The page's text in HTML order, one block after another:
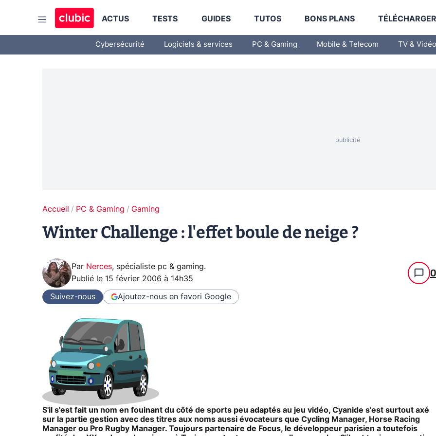
ACTUS TESTS GUIDES TUTOS BONS PLANS
Cybersécurité Logiciels & services PC & Gaming Mobile & Telecom TV & Vidéo
Accueil PC & Gaming Gaming
Winter Challenge : l'effet boule de neige ?
Par Nerces, spécialiste pc & gaming.
Publié le 15 février 2006 à 14h35 0
Suivez-nous Ajoutez-nous en favori Google
S'il s'est fait un nom en fouinant du côté de sports peu adaptés au jeu vidéo, Cyanide s'est surtout axé
sur la partie gestion avec des titres aux noms aussi évocateurs que Cycling Manager, Horse Racing
Manager ou Pro Rugby Manager. Toujours partenaire de Focus, le développeur parisien a toutefois